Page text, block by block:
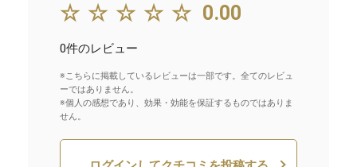
☆☆☆☆☆ 0.00
0件のレビュー
※こちらに掲載しているレビューは一部です。全てのレビュ
ーではありません。
※個人の感想であり、効果・効能を保証するものではありま
せん。